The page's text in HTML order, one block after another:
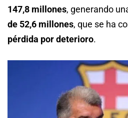
147,8 millones, generando
de 52,6 millones, que se ha
pérdida por deterioro.